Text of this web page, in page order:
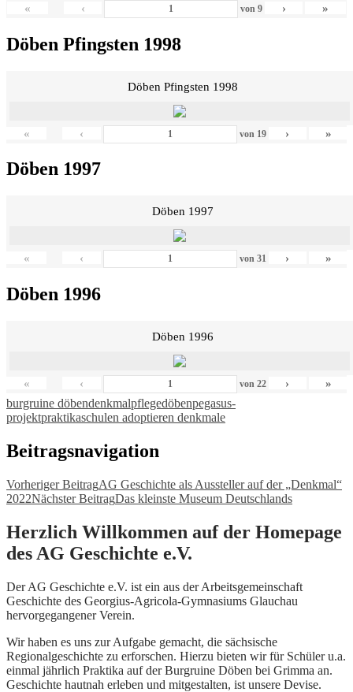
« ‹ von9 › »
Döben Pfingsten 1998
Döben Pfingsten 1998
« ‹ von 19 › »
Döben 1997
Döben 1997
« ‹ von 31 › »
Döben 1996
Döben 1996
« ‹ von 22 › »
burgruine döbendenkmalpflegedöbenpegasus-
projektpraktikaschulen adoptieren denkmale
Beitragsnavigation
Vorheriger BeitragAG Geschichte als Aussteller auf der „Denkmal“
2022Nächster BeitragDas kleinste Museum Deutschlands
Herzlich Willkommen auf der Homepage
des AG Geschichte e.V.
Der AG Geschichte e.V. ist ein aus der Arbeitsgemeinschaft
Geschichte des Georgius-Agricola-Gymnasiums Glauchau
hervorgegangener Verein.
Wir haben es uns zur Aufgabe gemacht, die sächsische
Regionalgeschichte zu erforschen. Hierzu bieten wir für Schüler u.a.
einmal jährlich Praktika auf der Burgruine Döben bei Grimma an.
Geschichte hautnah erleben und mitgestalten, ist unsere Devise.